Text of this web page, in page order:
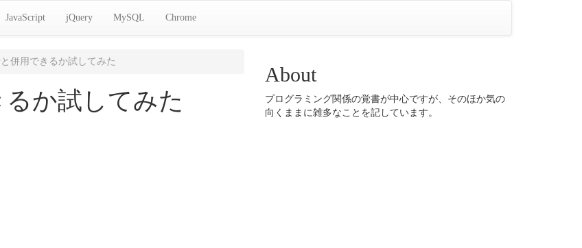
JavaScript jQuery MySQL Chrome
と併用できるか試してみた
るか試してみた
About
プログラミング関係の覚書が中心ですが、そのほか気の
向くままに雑多なことを記しています。